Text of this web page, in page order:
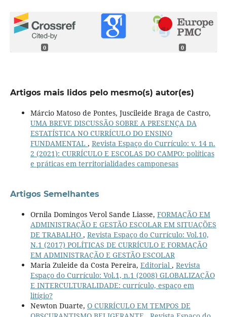
0 0
Artigos mais lidos pelo mesmo(s) autor(es)
Márcio Matoso de Pontes, Juscileide Braga de Castro,
UMA BREVE DISCUSSÃO SOBRE A PRESENÇA DA
ESTATÍSTICA NO CURRÍCULO DO ENSINO
FUNDAMENTAL , Revista Espaço do Currículo: v. 14 n.
2 (2021): CURRÍCULO E ESCOLAS DO CAMPO: políticas
e práticas em territorialidades camponesas
Artigos Semelhantes
Ornila Domingos Verol Sande Liasse, FORMAÇÃO EM
ADMINISTRAÇÃO E GESTÃO ESCOLAR EM SITUAÇÕES
DE TRABALHO , Revista Espaço do Currículo: Vol.10,
N.1 (2017) POLÍTICAS DE CURRÍCULO E FORMAÇÃO
EM ADMINISTRAÇÃO E GESTÃO ESCOLAR
Maria Zuleide da Costa Pereira, Editorial , Revista
Espaço do Currículo: Vol.1, n.1 (2008) GLOBALIZAÇÃO
E INTERCULTURALIDADE: currículo, espaço em
litígio?
Newton Duarte, O CURRÍCULO EM TEMPOS DE